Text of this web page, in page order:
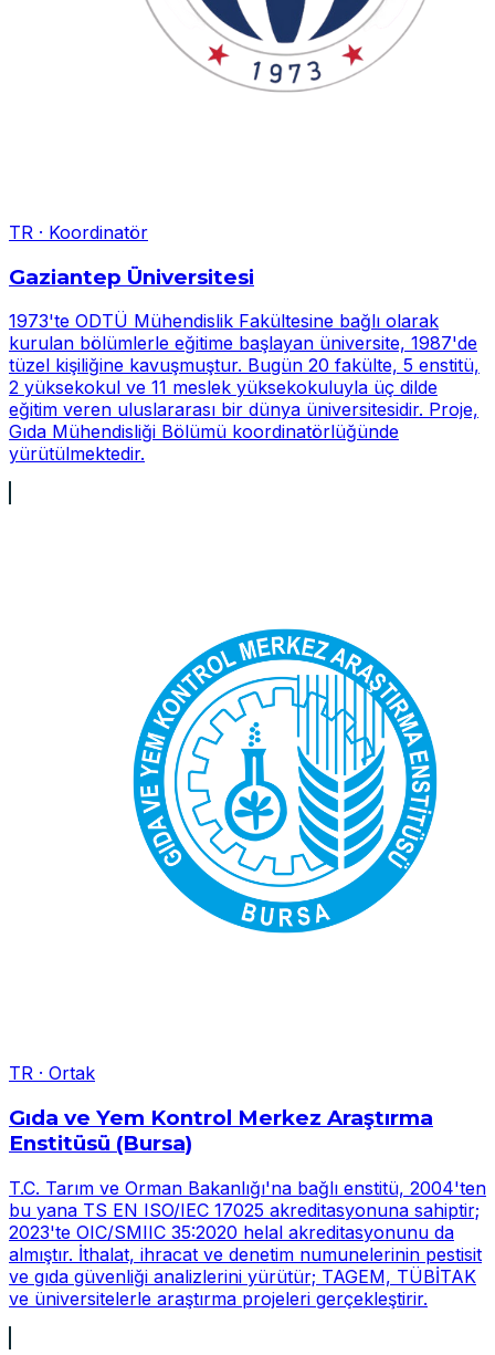
TR · Koordinatör
Gaziantep Üniversitesi
1973'te ODTÜ Mühendislik Fakültesine bağlı olarak
kurulan bölümlerle eğitime başlayan üniversite, 1987'de
tüzel kişiliğine kavuşmuştur. Bugün 20 fakülte, 5 enstitü,
2 yüksekokul ve 11 meslek yüksekokuluyla üç dilde
eğitim veren uluslararası bir dünya üniversitesidir. Proje,
Gıda Mühendisliği Bölümü koordinatörlüğünde
yürütülmektedir.
TR · Ortak
Gıda ve Yem Kontrol Merkez Araştırma
Enstitüsü (Bursa)
T.C. Tarım ve Orman Bakanlığı'na bağlı enstitü, 2004'ten
bu yana TS EN ISO/IEC 17025 akreditasyonuna sahiptir;
2023'te OIC/SMIIC 35:2020 helal akreditasyonunu da
almıştır. İthalat, ihracat ve denetim numunelerinin pestisit
ve gıda güvenliği analizlerini yürütür; TAGEM, TÜBİTAK
ve üniversitelerle araştırma projeleri gerçekleştirir.